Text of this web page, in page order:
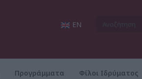
EN
Προγράμματα Φίλοι Ιδρύματος